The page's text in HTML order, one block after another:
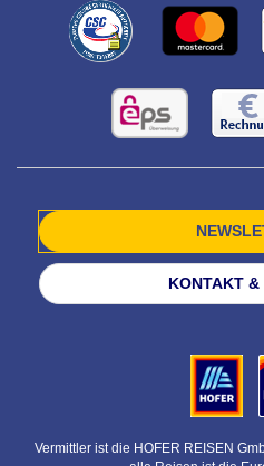
KONTAKT &
Vermittler ist die HOFER REISEN